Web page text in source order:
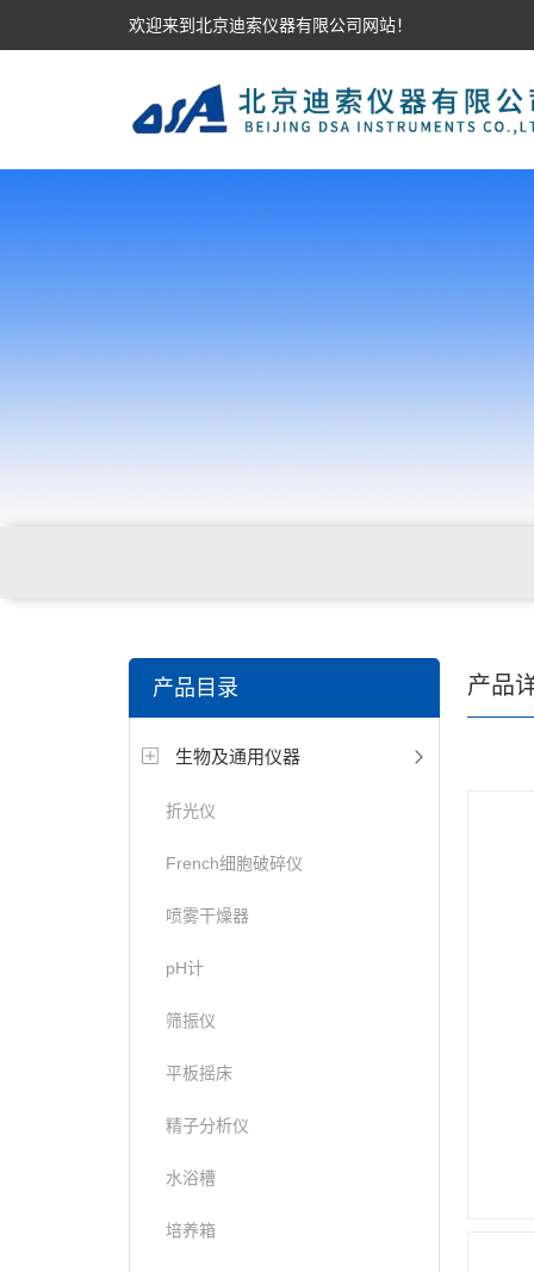
欢迎来到北京迪索仪器有限公司网站！
产品目录
生物及通用仪器
折光仪
French细胞破碎仪
喷雾干燥器
pH计
筛振仪
平板摇床
精子分析仪
水浴槽
培养箱
产品